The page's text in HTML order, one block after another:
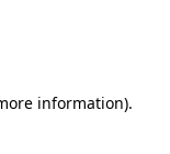
information).